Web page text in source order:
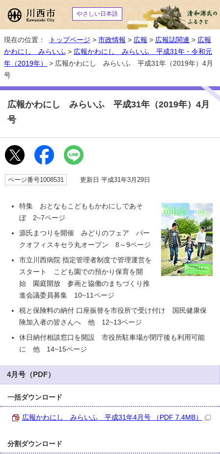
やさしい日本語
現在の位置： トップページ > 市政情報 > 広報 > 広報誌関連 > 広報
かわにし みらいふ > 広報かわにし みらいふ 平成31年・令和元
年（2019年）
> 広報かわにし みらいふ 平成31年（2019年）4月
号
広報かわにし みらいふ 平成31年（2019年）4月
号
ページ番号1008531 更新日 平成31年3月29日
特集 おとなもこどももかわにしであそ
ぼ 2~7ページ
源氏まつりを開催 みどりのフェア パー
クオフィスキセラ丸オープン 8～9ページ
市立川西病院 指定管理者制度で管理運営を
スタート こども園での預かり保育を開
始 園庭開放 参画と協働のまちづくり推
進会議委員募集 10~11ページ
税と保険料の納付 口座振替を市役所で受け付け 国民健康保
険加入者の皆さんへ 他 12~13ページ
休日納付相談窓口を開設 市役所駐車場が閉庁後も利用可能
に 他 14~15ページ
4月号（PDF）
一括ダウンロード
広報かわにし みらいふ 平成31年4月号 （PDF 7.4MB）
分割ダウンロード